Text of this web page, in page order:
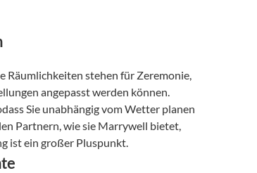
Räumlichkeiten stehen für Zeremonie,
Sie unabhängig vom Wetter planen
Partnern, wie sie Marrywell bietet,
ist ein großer Pluspunkt.